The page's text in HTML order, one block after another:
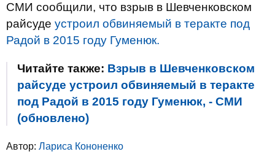
СМИ сообщили, что взрыв в Шевченковском
райсуде устроил обвиняемый в теракте под
Радой в 2015 году Гуменюк.
Читайте также: Взрыв в Шевченковском
райсуде устроил обвиняемый в теракте
под Радой в 2015 году Гуменюк, - СМИ
(обновлено)
Автор: Лариса Кононенко